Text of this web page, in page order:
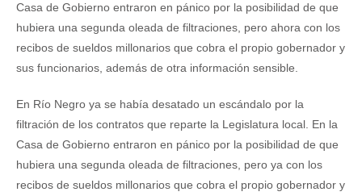
Casa de Gobierno entraron en pánico por la posibilidad de que
hubiera una segunda oleada de filtraciones, pero ahora con los
recibos de sueldos millonarios que cobra el propio gobernador y
sus funcionarios, además de otra información sensible.
En Río Negro ya se había desatado un escándalo por la
filtración de los contratos que reparte la Legislatura local. En la
Casa de Gobierno entraron en pánico por la posibilidad de que
hubiera una segunda oleada de filtraciones, pero ya con los
recibos de sueldos millonarios que cobra el propio gobernador y